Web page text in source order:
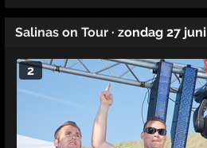
Salinas on Tour · zondag 27
2